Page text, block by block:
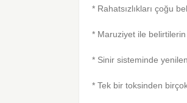
* Rahatsızlıkları çoğu
* Maruziyet ile
* Sinir sisteminde
* Tek bir toksinden